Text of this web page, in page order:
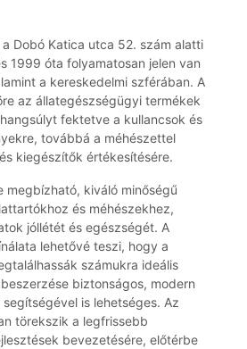
a Dobó Katica utca 52. szám alatti
1999 óta folyamatosan jelen van
a kereskedelmi szférában. A
az állategészségügyi termékek
fektetve a kullancsok és
továbbá a méhészettel
kiegészítők értékesítésére.
megbízható, kiváló minőségű
és méhészekhez,
jóllétét és egészségét. A
lehetővé teszi, hogy a
számukra ideális
biztonságos, modern
is lehetséges. Az
törekszik a legfrissebb
bevezetésére, előtérbe